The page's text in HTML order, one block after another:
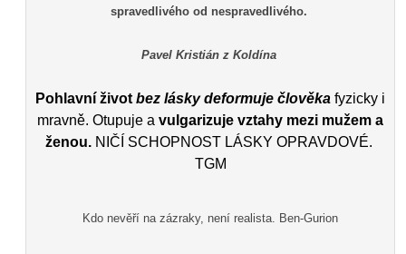
spravedlivého od nespravedlivého.
Pavel Kristián z Koldína
Pohlavní život bez lásky deformuje člověka fyzicky i
mravně. Otupuje avulgarizuje vztahy mezi mužem a
ženou. NIČÍ SCHOPNOST LÁSKY OPRAVDOVÉ.
TGM
Kdo nevěří na zázraky, není realista. Ben-Gurion